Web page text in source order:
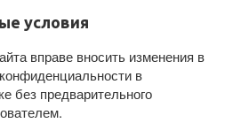
условия
вправе вносить изменения в
в
без предварительного